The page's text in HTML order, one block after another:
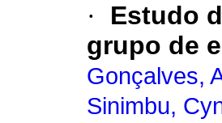
·
Estudo
grupo de
Gonçalves,
Sinimbu,